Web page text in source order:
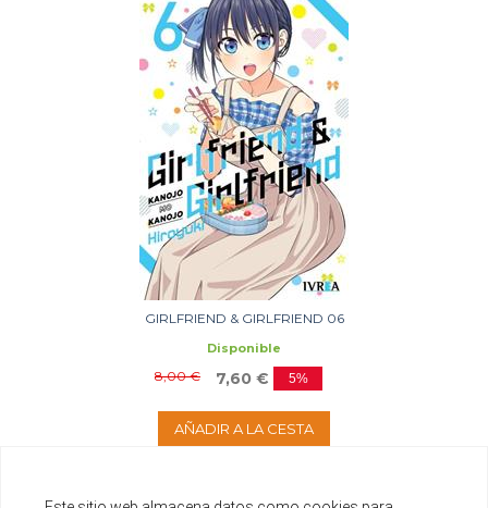
GIRLFRIEND & GIRLFRIEND 06
Disponible
8,00 € 7,60 € 5%
AÑADIR A LA CESTA